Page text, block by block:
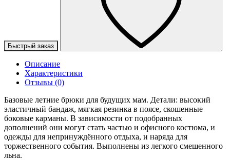
Быстрый заказ
Описание
Характеристики
Отзывы (0)
Базовые летние брюки для будущих мам. Детали: высокий
эластичный бандаж, мягкая резинка в поясе, скошенные
боковые карманы. В зависимости от подобранных
дополнений они могут стать частью и офисного костюма, и
одежды для непринуждённого отдыха, и наряда для
торжественного события. Выполнены из легкого смешенного
льна.